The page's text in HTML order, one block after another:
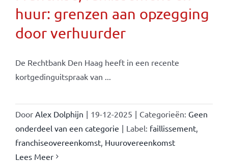
huur: grenzen aan opzegging
door verhuurder
De Rechtbank Den Haag heeft in een recente
kortgedinguitspraak van ...
Door Alex Dolphijn | 19-12-2025 | Categorieën: Geen
onderdeel van een categorie | Label: faillissement,
franchiseovereenkomst, Huurovereenkomst
Lees Meer